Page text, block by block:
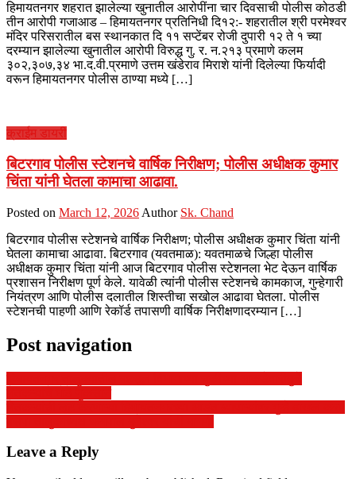
हिमायतनगर शहरात झालेल्या खुनातील आरोपींना चार दिवसाची पोलीस कोठडी
तीन आरोपी गजाआड – हिमायतनगर प्रतिनिधी दि१२:- शहरातील श्री परमेश्वर
मंदिर परिसरातील बस स्थानकात दि ११ सप्टेंबर रोजी दुपारी १२ ते १ च्या
दरम्यान झालेल्या खुनातील आरोपी विरुद्ध गु. र. न.२१३ प्रमाणे कलम
३०२,३०७,३४ भा.द.वी.प्रमाणे उत्तम खंडेराव मिराशे यांनी दिलेल्या फिर्यादी
वरून हिमायतनगर पोलीस ठाण्या मध्ये […]
क्राईम डायरी
बिटरगाव पोलीस स्टेशनचे वार्षिक निरीक्षण; पोलीस अधीक्षक कुमार
चिंता यांनी घेतला कामाचा आढावा.
Posted on March 12, 2026 Author Sk. Chand
बिटरगाव पोलीस स्टेशनचे वार्षिक निरीक्षण; पोलीस अधीक्षक कुमार चिंता यांनी
घेतला कामाचा आढावा. बिटरगाव (यवतमाळ): यवतमाळचे जिल्हा पोलीस
अधीक्षक कुमार चिंता यांनी आज बिटरगाव पोलीस स्टेशनला भेट देऊन वार्षिक
प्रशासन निरीक्षण पूर्ण केले. यावेळी त्यांनी पोलीस स्टेशनचे कामकाज, गुन्हेगारी
नियंत्रण आणि पोलीस दलातील शिस्तीचा सखोल आढावा घेतला. पोलीस
स्टेशनची पाहणी आणि रेकॉर्ड तपासणी वार्षिक निरीक्षणादरम्यान […]
Post navigation
Leave a Reply